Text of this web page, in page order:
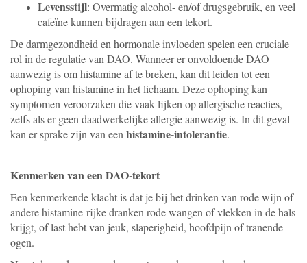
Levensstijl: Overmatig alcohol- en/of drugsgebruik, en veel
cafeïne kunnen bijdragen aan een tekort.
De darmgezondheid en hormonale invloeden spelen een cruciale
rol in de regulatie van DAO. Wanneer er onvoldoende DAO
aanwezig is om histamine af te breken, kan dit leiden tot een
ophoping van histamine in het lichaam. Deze ophoping kan
symptomen veroorzaken die vaak lijken op allergische reacties,
zelfs als er geen daadwerkelijke allergie aanwezig is. In dit geval
kan er sprake zijn van een histamine-intolerantie.
Kenmerken van een DAO-tekort
Een kenmerkende klacht is dat je bij het drinken van rode wijn of
andere histamine-rijke dranken rode wangen of vlekken in de hals
krijgt, of last hebt van jeuk, slaperigheid, hoofdpijn of tranende
ogen.